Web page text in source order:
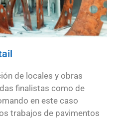
de locales y obras
finalistas como de
en este caso
trabajos de pavimentos